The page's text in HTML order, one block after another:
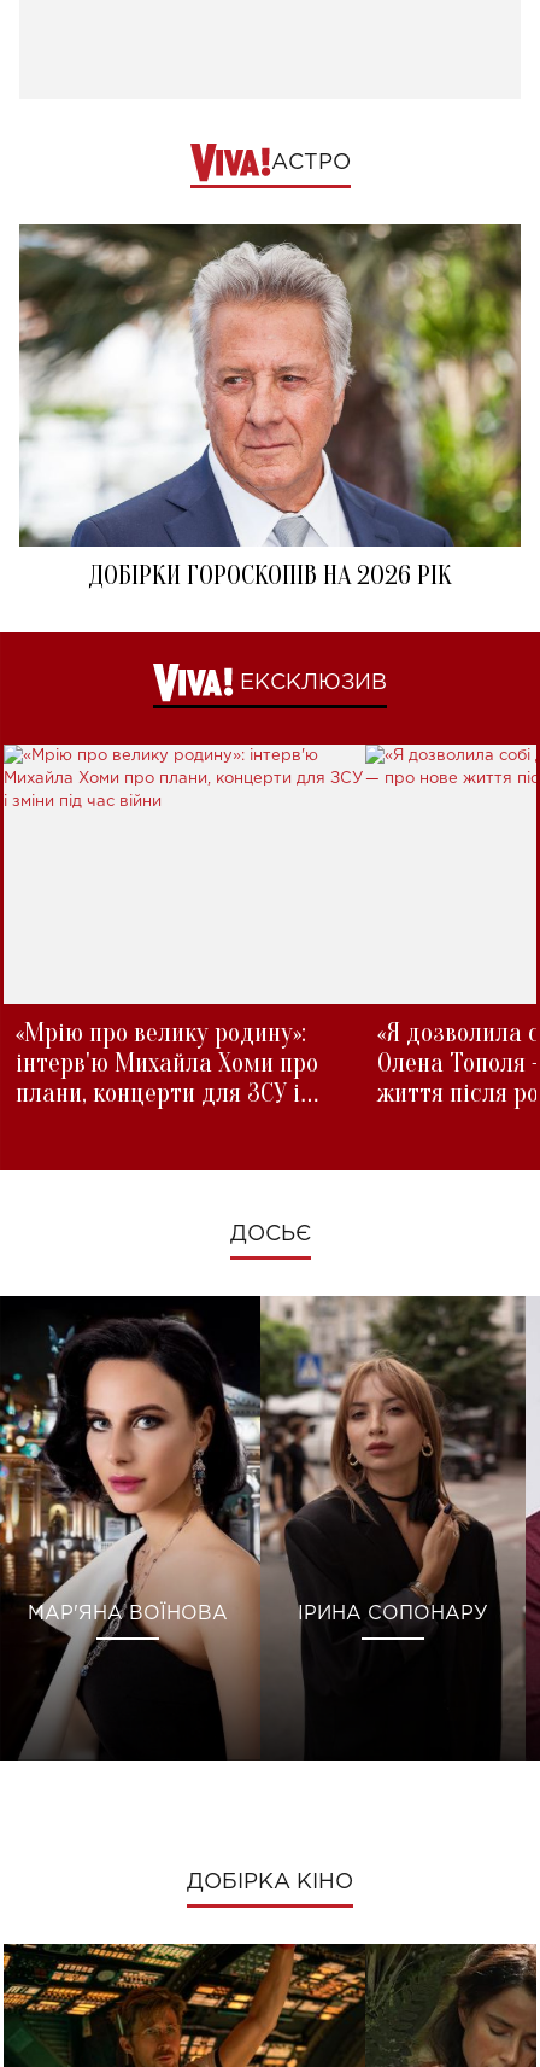
АСТРО
ДОБІРКИ ГОРОСКОПІВ НА 2026 РІК
ЕКСКЛЮЗИВ
«Мрію про велику родину»:
інтерв'ю Михайла Хоми про
плани, концерти для ЗСУ і
«Я дозволила
Олена Тополя
життя після
ДОСЬЄ
МАР'ЯНА ВОЇНОВА ІРИНА СОПОНАРУ
ДОБІРКА КІНО